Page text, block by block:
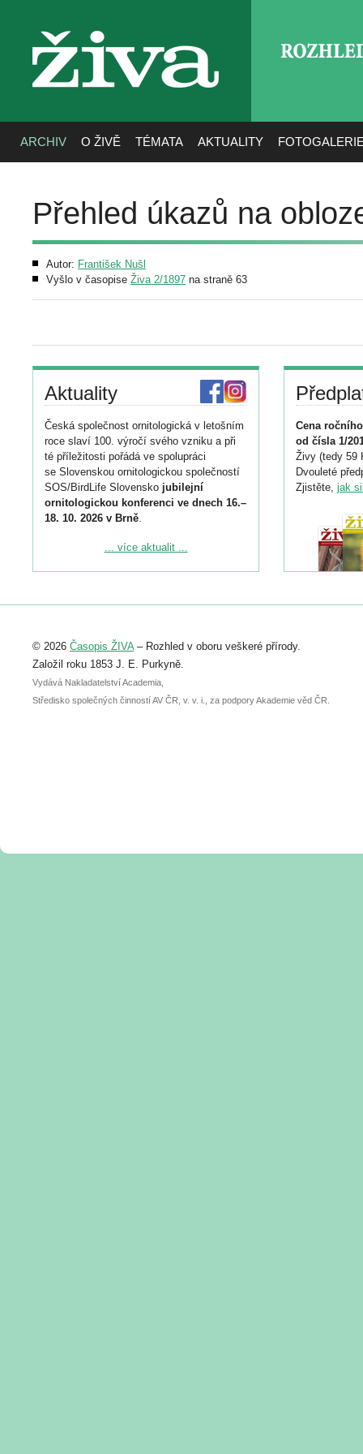
živa
ARCHIV O ŽIVĚ TÉMATA AKTUALITY
Přehled úkazů na
Autor: František Nušl
Vyšlo v časopise Živa 2/1897 na straně 63
Aktuality
Česká společnost ornitologická v letošním
roce slaví 100. výročí svého vzniku a při
té příležitosti pořádá ve spolupráci
se Slovenskou ornitologickou společností
SOS/BirdLife Slovensko jubilejní
ornitologickou konferenci ve dnech 16.–
18. 10. 2026 v Brně.
Podrobnější informace ke konferenci
Registrovat se můžete do 6. září.
abstraktu přihlášené přednášky nebo
posteru je už 30. června.
... více aktualit ...
Cena
od čísla 1/
Živy (tedy 59
Dvouleté
Zjistěte, jak
© 2026 Časopis ŽIVA– Rozhled v oboru veškeré přírody.
Založil roku 1853 J. E. Purkyně.
Vydává Nakladatelství Academia,
Středisko společných činností AV ČR, v. v. i., za podpory Akademie věd ČR.